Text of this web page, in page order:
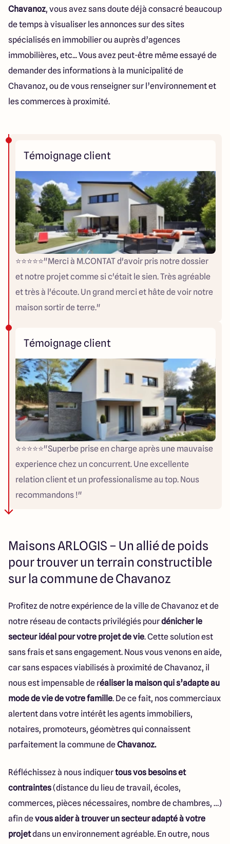
Chavanoz, vous avez sans doute déjà consacré beaucoup
de temps à visualiser les annonces sur des sites
spécialisés en immobilier ou auprès d’agences
immobilières, etc... Vous avez peut-être même essayé de
demander des informations à la municipalité de
Chavanoz, ou de vous renseigner sur l’environnement et
les commerces à proximité.
Témoignage client
⭐️⭐️⭐️⭐️⭐️"Merci à M.CONTAT d'avoir pris notre dossier
et notre projet comme si c'était le sien. Très agréable
et très à l'écoute. Un grand merci et hâte de voir notre
maison sortir de terre."
Témoignage client
⭐️⭐️⭐️⭐️⭐️"Superbe prise en charge après une mauvaise
experience chez un concurrent. Une excellente
relation client et un professionalisme au top. Nous
recommandons !"
Maisons ARLOGIS – Un allié de poids
pour trouver un terrain constructible
sur la commune de Chavanoz
Profitez de notre expérience de la ville de Chavanoz et de
notre réseau de contacts privilégiés pourdénicher le
secteur idéal pour votre projet de vie. Cette solution est
sans frais et sans engagement. Nous vous venons en aide,
car sans espaces viabilisés à proximité de Chavanoz, il
nous est impensable de réaliser la maison qui s’adapte au
mode de vie de votre famille. De ce fait, nos commerciaux
alertent dans votre intérêt les agents immobiliers,
notaires, promoteurs, géomètres qui connaissent
parfaitement la commune deChavanoz.
Réfléchissez à nous indiquertous vos besoins et
contraintes(distance du lieu de travail, écoles,
commerces, pièces nécessaires, nombre de chambres, …)
afin devous aider à trouver un secteur adapté à votre
projetdans un environnement agréable. En outre, nous